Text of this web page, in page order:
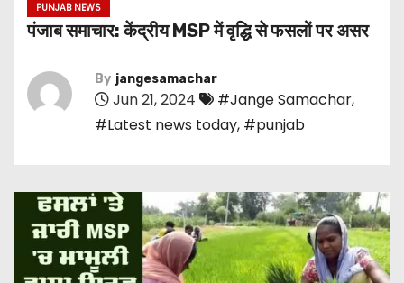
PUNJAB NEWS
पंजाब समाचार: केंद्रीय MSP में वृद्धि से फसलों पर असर
By jangesamachar
Jun 21, 2024 #Jange Samachar,
#Latest news today, #punjab